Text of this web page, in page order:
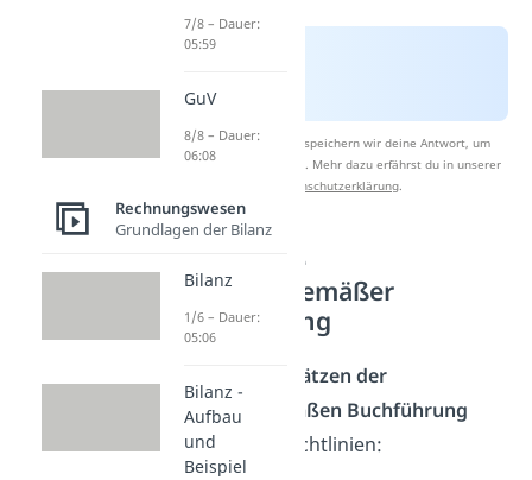
Nach Beantwortung speichern wir deine Antwort, um
Studyflix zu verbessern. Mehr dazu erfährst du in unserer
Datenschutzerklärung.
Grundsätze
ordnungsgemäßer
Buchführung
Grundsätzen der
ordnungsgemäßen Buchführung
zählen diese Richtlinien:
7/8 – Dauer:
05:59
GuV
8/8 – Dauer:
06:08
Rechnungswesen
Grundlagen der Bilanz
Bilanz
1/6 – Dauer:
05:06
Bilanz -
Aufbau
und
Beispiel